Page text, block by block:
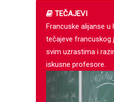
TEČAJEVI
Francuske alijanse u
tečajeve francuskog
svim uzrastima i
iskusne profesore.